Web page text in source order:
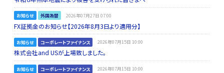
お知らせ 外国為替 2026年07月27日 07:00
FX証拠金のお知らせ【2026年8月3日より適用分】
お知らせ コーポレートファイナンス 2026年07月15日 10:00
株式会社and USが上場致しました。
お知らせ コーポレートファイナンス 2026年07月15日 10:00